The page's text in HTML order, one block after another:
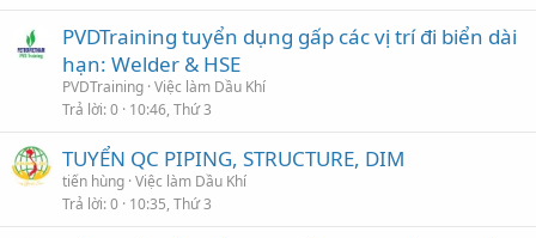
PVDTraining tuyển dụng gấp các vị trí đi biển dài
hạn: Welder & HSE
PVDTraining Việc làm Dầu Khí
Trả lời 0 10:46, Thứ 3
TUYỂN QC PIPING, STRUCTURE, DIM
tiến hùng Việc làm Dầu Khí
Trả lời 0 10:35, Thứ 3